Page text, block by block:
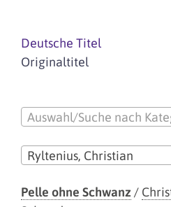
Deutsche Titel
Originaltitel
Auswahl/Suche nach
Ryltenius, Christian
Pelle ohne Schwanz /